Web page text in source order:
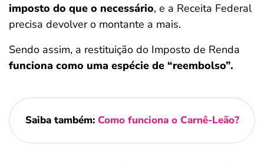
imposto do que o necessário, e a Receita Federal
precisa devolver o montante a mais.
Sendo assim, a restituição do Imposto de Renda
funciona como uma espécie de “reembolso”.
Saiba também: Como funciona o Carnê-Leão?